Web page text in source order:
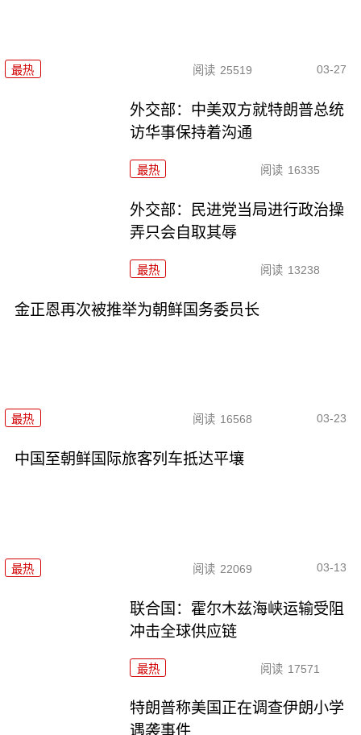
最热 阅读 25519 03-27
外交部：中美双方就特朗普总统
访华事保持着沟通
最热 阅读 16335
外交部：民进党当局进行政治操
弄只会自取其辱
最热 阅读 13238
金正恩再次被推举为朝鲜国务委员长
最热 阅读 16568 03-23
中国至朝鲜国际旅客列车抵达平壤
最热 阅读 22069 03-13
联合国：霍尔木兹海峡运输受阻
冲击全球供应链
最热 阅读 17571
特朗普称美国正在调查伊朗小学
遇袭事件